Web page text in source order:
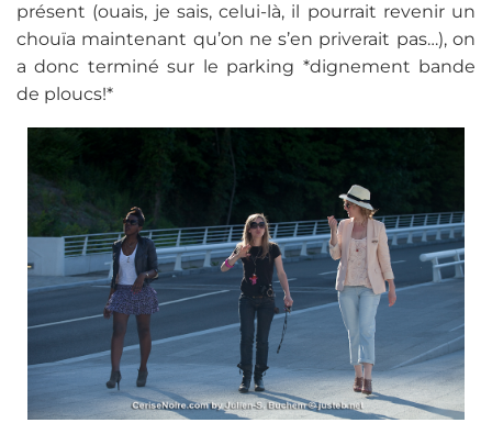
présent (ouais, je sais, celui-là, il pourrait revenir un
chouïa maintenant qu’on ne s’en priverait pas…), on
a donc terminé sur le parking *dignement bande
de ploucs!*